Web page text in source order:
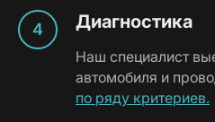
Диагностика
Наш специалист
автомобиля и
по ряду критериев.